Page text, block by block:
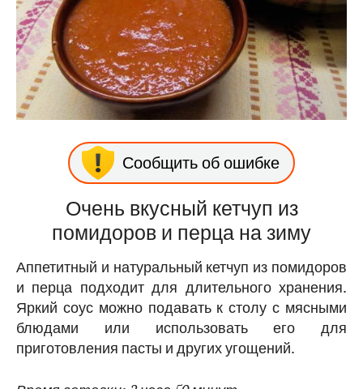
Сообщить об ошибке
Очень вкусный кетчуп из
помидоров и перца на зиму
Аппетитный и натуральный кетчуп из помидоров
и перца подходит для длительного хранения.
Яркий соус можно подавать к столу с мясными
блюдами или использовать его для
приготовления пасты и других угощений.